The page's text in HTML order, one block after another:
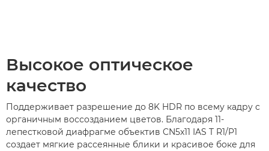
Высокое оптическое
качество
Поддерживает разрешение до 8K HDR по всему кадру с
органичным воссозданием цветов. Благодаря 11-
лепестковой диафрагме объектив CN5x11 IAS T R1/P1
создает мягкие рассеянные блики и красивое боке для